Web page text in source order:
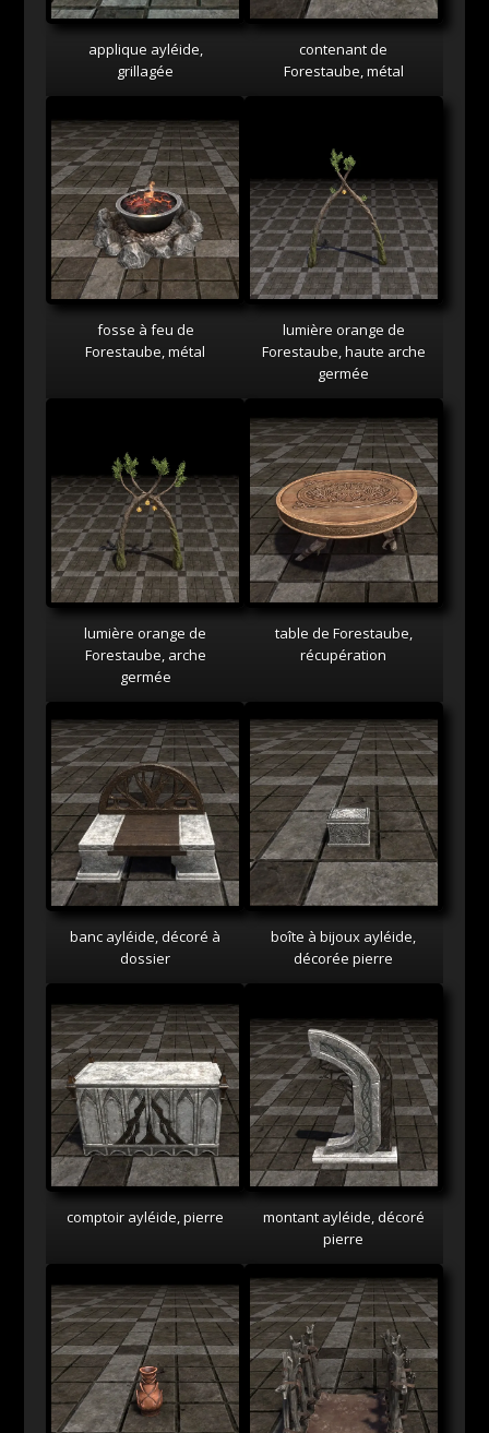
applique ayléide,
grillagée
contenant de
Forestaube, métal
fosse à feu de
Forestaube, métal
lumière orange de
Forestaube, haute arche
germée
lumière orange de
Forestaube, arche
germée
table de Forestaube,
récupération
banc ayléide, décoré à
dossier
boîte à bijoux ayléide,
décorée pierre
comptoir ayléide, pierre
montant ayléide, décoré
pierre